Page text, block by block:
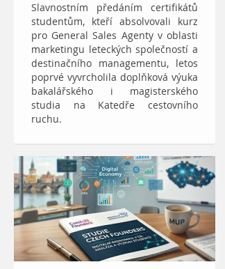
Slavnostním předáním certifikátů
studentům, kteří absolvovali kurz
pro General Sales Agenty v oblasti
marketingu leteckých společností a
destinačního managementu, letos
poprvé vyvrcholila doplňková výuka
bakalářského i magisterského
studia na Katedře cestovního
ruchu.